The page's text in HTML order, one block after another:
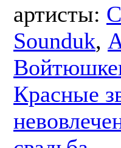
артисты:
Sounduk,
Красные